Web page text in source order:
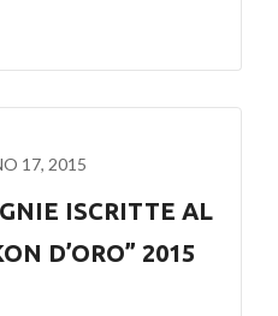
17, 2015
ISCRITTE AL
D’ORO” 2015